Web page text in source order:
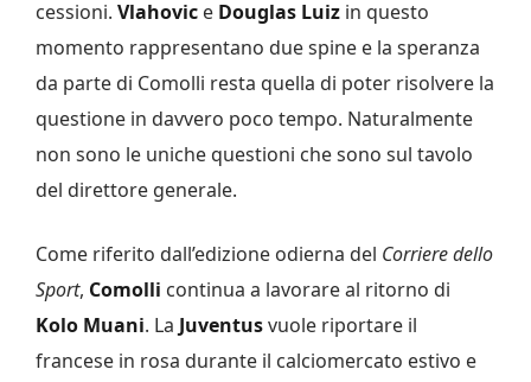
cessioni. Vlahovic e Douglas Luiz in questo
momento rappresentano due spine e la speranza
da parte di Comolli resta quella di poter risolvere la
questione in davvero poco tempo. Naturalmente
non sono le uniche questioni che sono sul tavolo
del direttore generale.
Come riferito dall’edizione odierna del Corriere dello
Sport, Comolli continua a lavorare al ritorno di
Kolo Muani. La Juventusvuole riportare il
francese in rosa durante il calciomercato estivo e